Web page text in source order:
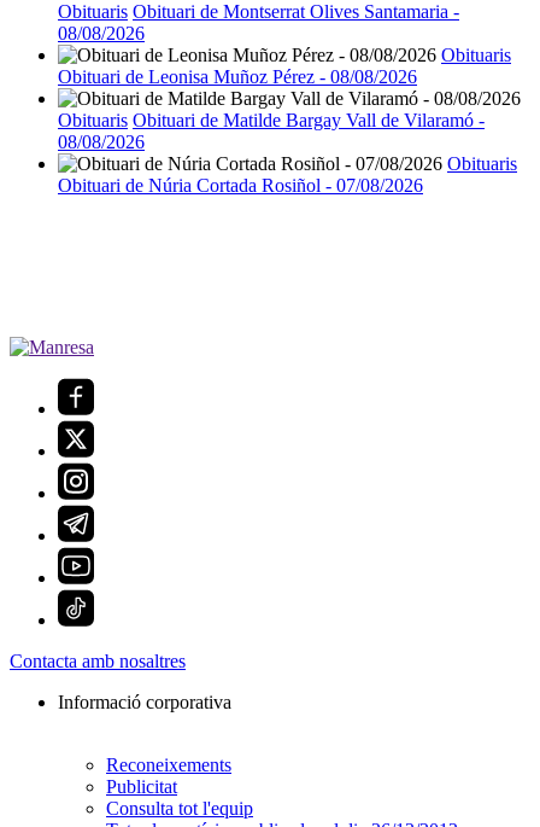
Obituaris Obituari de Montserrat Olives Santamaria -
08/08/2026
Obituaris
Obituari de Leonisa Muñoz Pérez - 08/08/2026
Obituaris Obituari de Matilde Bargay Vall de Vilaramó -
08/08/2026
Obituaris
Obituari de Núria Cortada Rosiñol - 07/08/2026
Contacta amb nosaltres
Informació corporativa
Reconeixements
Publicitat
Consulta tot l'equip